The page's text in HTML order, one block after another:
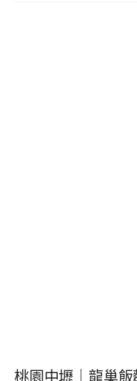
桃園中壢｜龍巢